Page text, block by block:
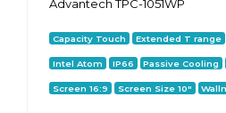
Advantech TPC-1051WP
Capacity Touch Extended T range
Intel Atom IP66 Passive Cooling
Screen 16:9 Screen Size 10"